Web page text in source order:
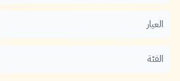
العيار
الفئة